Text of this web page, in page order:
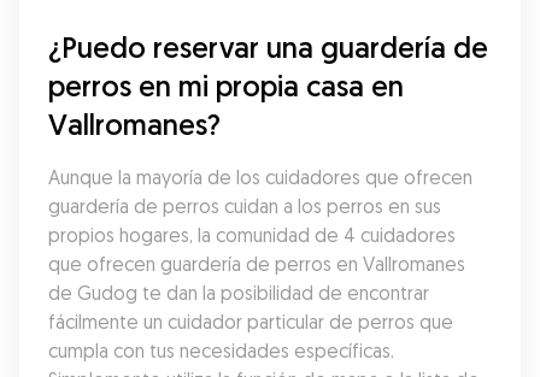
¿Puedo reservar una guardería de
perros en mi propia casa en
Vallromanes?
Aunque la mayoría de los cuidadores que ofrecen
guardería de perros cuidan a los perros en sus
propios hogares, la comunidad de 4 cuidadores
que ofrecen guardería de perros en Vallromanes
de Gudog te dan la posibilidad de encontrar
fácilmente un cuidador particular de perros que
cumpla con tus necesidades específicas.